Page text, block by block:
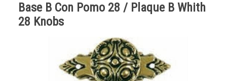
Base B Con Pomo 28 / Plaque B Whith
28 Knobs